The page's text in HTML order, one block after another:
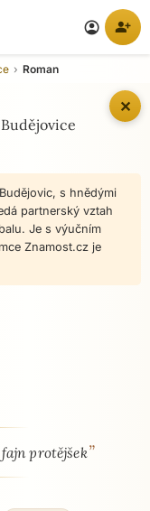
account_circle person_add
✕
Roman
Budějovice
s hnědými
partnerský vztah
Je s výučním
Znamost.cz je
protějšek”